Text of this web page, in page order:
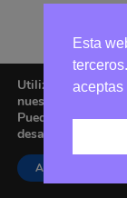
Utilizamos
nuestra web.
Puedes aprender
desactivarlas en los
Aceptar
Esta
aceptas